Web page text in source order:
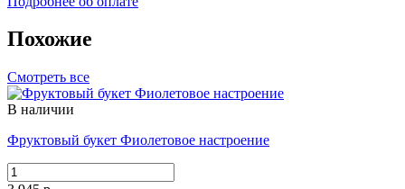
Похожие
Смотреть все
В наличии
Фруктовый букет Фиолетовое настроение